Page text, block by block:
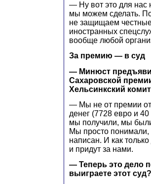
— Ну вот это для нас
мы можем сделать.
не защищаем
иностранных
вообще любой
За премию — в суд
— Минюст
Сахаровской
Хельсинкский
— Мы не от премии
денег (7728 евро и
мы получили, мы
Мы просто понимали,
написан. И как
и придут за нами.
— Теперь это дело
выиграете этот суд?